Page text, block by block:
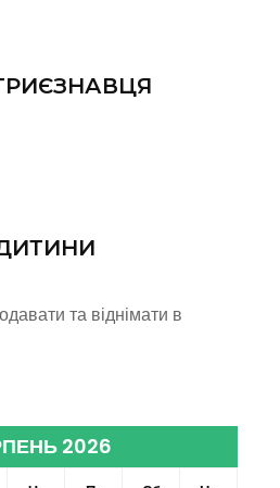
та віднімати в
2026